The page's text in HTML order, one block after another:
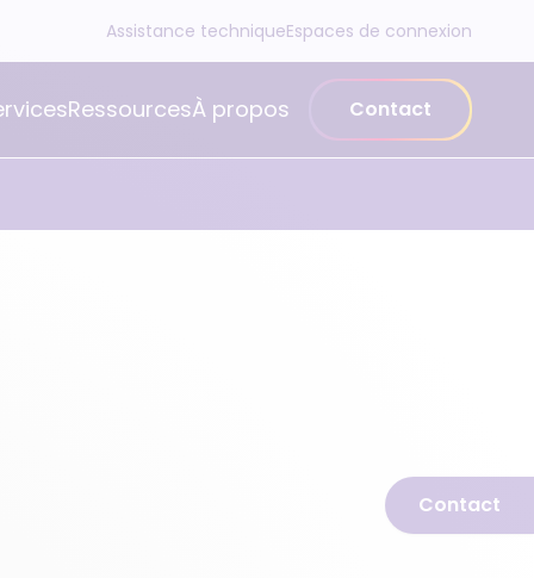
Assistance techniqueEspaces de connexion
RessourcesÀ propos Contact
Contact